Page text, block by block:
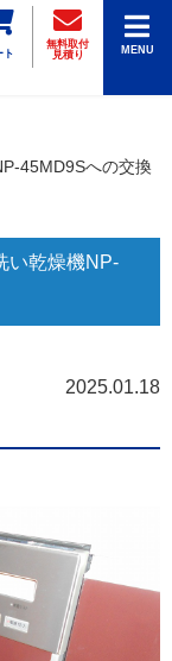
ト
無料取付
見積り
MENU
45MD9Sへの交換
い乾燥機NP-
2025.01.18